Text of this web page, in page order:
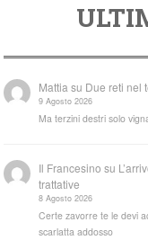
Mattia su Due reti nel
9 Agosto 2026
Ma terzini destri solo
Il Francesino su
trattative
8 Agosto 2026
Certe zavorre te le devi
scarlatta addosso